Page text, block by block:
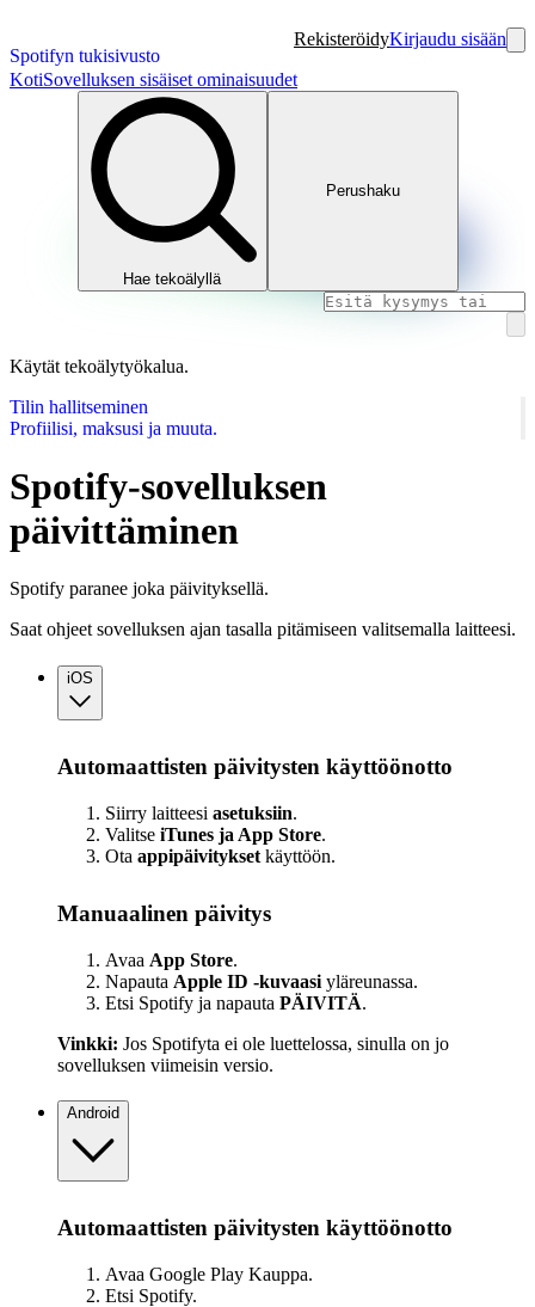
Spotifyn tukisivusto
RekisteröidyKirjaudu sisään
KotiSovelluksen sisäiset ominaisuudet
Hae tekoälyllä
Perushaku
Käytät tekoälytyökalua.
Tilin hallitseminen
Profiilisi, maksusi ja muuta.
Spotify-sovelluksen
päivittäminen
Spotify paranee joka päivityksellä.
Saat ohjeet sovelluksen ajan tasalla pitämiseen valitsemalla laitteesi.
iOS
Automaattisten päivitysten käyttöönotto
Siirry laitteesi asetuksiin.
Valitse iTunes ja App Store.
Ota appipäivitykset käyttöön.
Manuaalinen päivitys
Avaa App Store.
Napauta Apple ID ‑kuvaasi yläreunassa.
Etsi Spotify ja napauta PÄIVITÄ.
Vinkki: Jos Spotifyta ei ole luettelossa, sinulla on jo
sovelluksen viimeisin versio.
Android
Automaattisten päivitysten käyttöönotto
Avaa Google Play Kauppa.
Etsi Spotify.